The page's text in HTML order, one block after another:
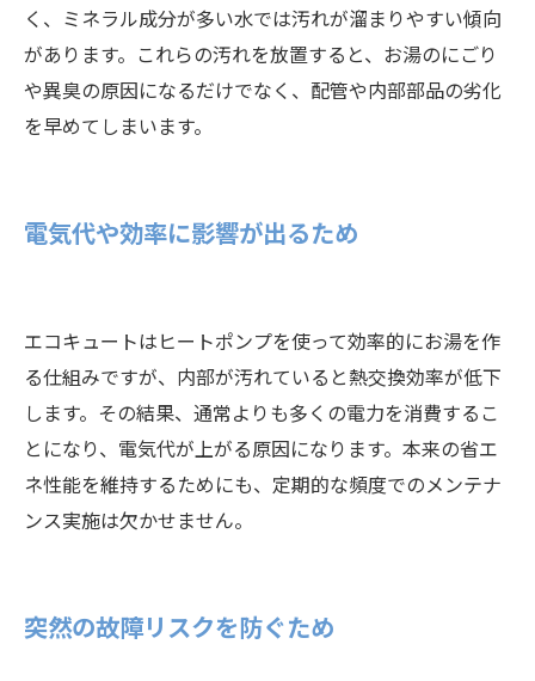
く、ミネラル成分が多い水では汚れが溜まりやすい傾向
があります。これらの汚れを放置すると、お湯のにごり
や異臭の原因になるだけでなく、配管や内部部品の劣化
を早めてしまいます。
電気代や効率に影響が出るため
エコキュートはヒートポンプを使って効率的にお湯を作
る仕組みですが、内部が汚れていると熱交換効率が低下
します。その結果、通常よりも多くの電力を消費するこ
とになり、電気代が上がる原因になります。本来の省エ
ネ性能を維持するためにも、定期的な頻度でのメンテナ
ンス実施は欠かせません。
突然の故障リスクを防ぐため